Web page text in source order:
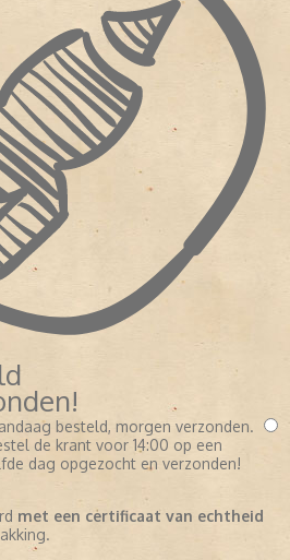
besteld, morgen verzonden.
de krant voor 14:00 op een
dag opgezocht en verzonden!
met een certificaat van echtheid